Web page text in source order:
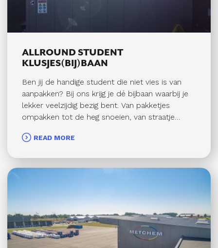
ALLROUND STUDENT
KLUSJES(BIJ)BAAN
Ben jij de handige student die niet vies is van
aanpakken? Bij ons krijg je dé bijbaan waarbij je
lekker veelzijdig bezig bent. Van pakketjes
ompakken tot de heg snoeien, van straatje
geen dag is hetzelfde!&nbsp;Wat ga je doen?Een
wegbrengen (je moet dus een rijbewijs
hebben!)Straat aanvegen en zorgen dat alles er
netjes bij ligtAllerlei hand- en
spandiensten&nbsp;Wie zoeken wij?Jij heb
READ MORE